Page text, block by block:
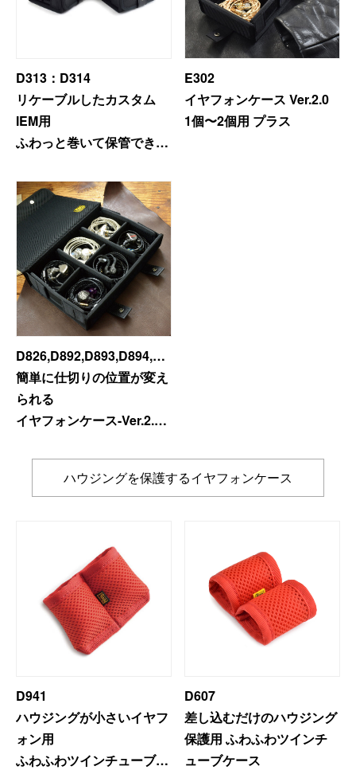
XPERIA
Other
PC／タブレットケース
iPad
MacBook
SONY
Canon
Nikon
OLYMPUS
Panasonic
RICOH
Case
ボトルホルダー／傘ケース
その他ケース
閉じる
D313：D314
リケーブルしたカスタム
IEM用
ふわっと巻いて保管できる
1個～2個用／2個～4個用
E302
イヤフォンケース Ver.2.0
1個〜2個用 プラス
D826,D892,D893,D894,D895,D896,D897,D898,D899
簡単に仕切りの位置が変え
られる
イヤフォンケース-Ver.2.0
用/3個用/2個用/1個用)
ハウジングを保護するイヤフォンケース
D941
ハウジングが小さいイヤフ
ォン用
ふわふわツインチューブケ
D607
差し込むだけのハウジング
保護用 ふわふわツインチ
ューブケース